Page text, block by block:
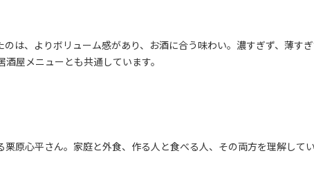
は、よりボリューム感があり、お酒に合う味わい。濃すぎず、薄す
屋メニューとも共通しています。
原心平さん。家庭と外食、作る人と食べる人、その両方を理解して